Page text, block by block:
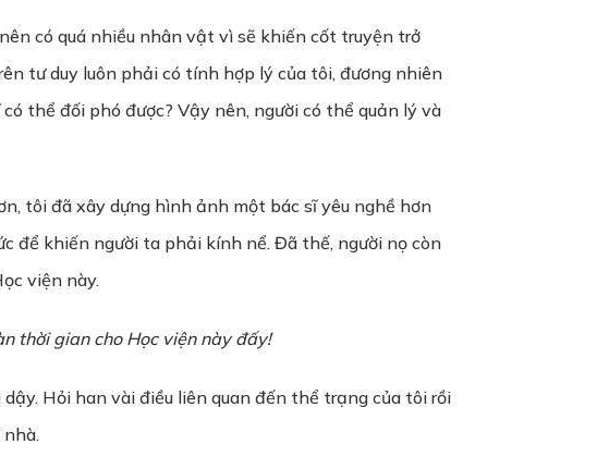
có quá nhiều nhân vật vì sẽ khiến cốt truyện trở
tư duy luôn phải có tính hợp lý của tôi, đương nhiên
thể đối phó được? Vậy nên, người có thể quản lý và
tôi đã xây dựng hình ảnh một bác sĩ yêu nghề hơn
để khiến người ta phải kính nể. Đã thế, người nọ còn
viện này.
thời gian cho Học viện này đấy!
Hỏi han vài điều liên quan đến thể trạng của tôi rồi